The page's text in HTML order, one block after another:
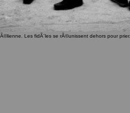
Les fidÃ¨les se rÃ©unissent dehors pour prier.